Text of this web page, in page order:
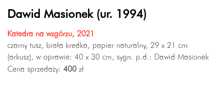
Dawid Masionek (ur. 1994)
Katedra na wzgórzu, 2021
czarny tusz, biała kredka, papier naturalny, 29 x 21 cm
(arkusz), w oprawie: 40 x 30 cm, sygn. p.d.: Dawid Masionek
Cena sprzedaży: 400 zł